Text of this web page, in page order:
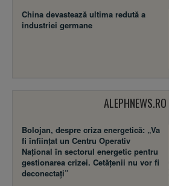
China devastează ultima redută a
industriei germane
ALEPHNEWS.RO
Bolojan, despre criza energetică: „Va
fi înființat un Centru Operativ
Național în sectorul energetic pentru
gestionarea crizei. Cetățenii nu vor fi
deconectați”